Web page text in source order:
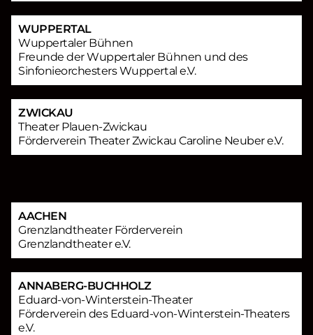
WUPPERTAL
Wuppertaler Bühnen
Freunde der Wuppertaler Bühnen und des
Sinfonieorchesters Wuppertal e.V.
ZWICKAU
Theater Plauen-Zwickau
Förderverein Theater Zwickau Caroline Neuber e.V.
AACHEN
Grenzlandtheater Förderverein
Grenzlandtheater e.V.
ANNABERG-BUCHHOLZ
Eduard-von-Winterstein-Theater
Förderverein des Eduard-von-Winterstein-Theaters
e.V.